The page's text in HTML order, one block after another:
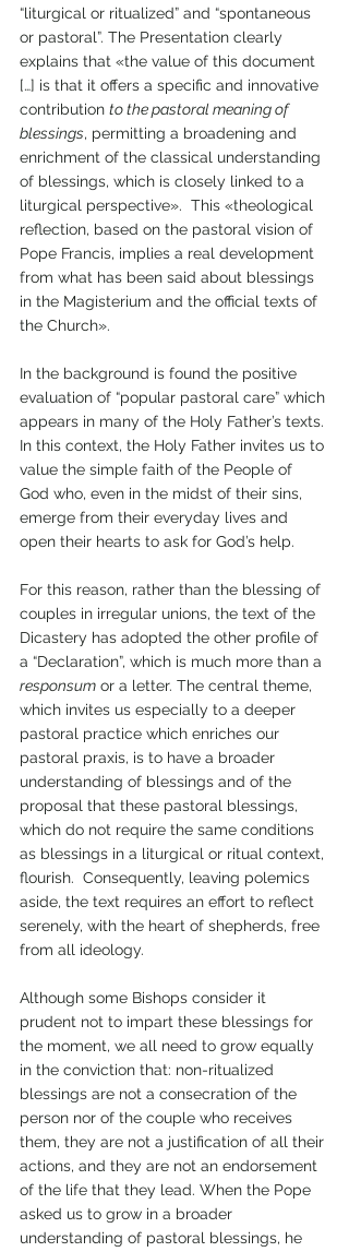
“liturgical or ritualized” and “spontaneous
or pastoral”. The Presentation clearly
explains that «the value of this document
[…] is that it offers a specific and innovative
contribution to the pastoral meaning of
blessings, permitting a broadening and
enrichment of the classical understanding
of blessings, which is closely linked to a
liturgical perspective».  This «theological
reflection, based on the pastoral vision of
Pope Francis, implies a real development
from what has been said about blessings
in the Magisterium and the official texts of
the Church».
In the background is found the positive
evaluation of “popular pastoral care” which
appears in many of the Holy Father’s texts.
In this context, the Holy Father invites us to
value the simple faith of the People of
God who, even in the midst of their sins,
emerge from their everyday lives and
open their hearts to ask for God’s help.
For this reason, rather than the blessing of
couples in irregular unions, the text of the
Dicastery has adopted the other profile of
a “Declaration”, which is much more than a
responsum or a letter. The central theme,
which invites us especially to a deeper
pastoral practice which enriches our
pastoral praxis, is to have a broader
understanding of blessings and of the
proposal that these pastoral blessings,
which do not require the same conditions
as blessings in a liturgical or ritual context,
flourish.  Consequently, leaving polemics
aside, the text requires an effort to reflect
serenely, with the heart of shepherds, free
from all ideology.
Although some Bishops consider it
prudent not to impart these blessings for
the moment, we all need to grow equally
in the conviction that: non-ritualized
blessings are not a consecration of the
person nor of the couple who receives
them, they are not a justification of all their
actions, and they are not an endorsement
of the life that they lead. When the Pope
asked us to grow in a broader
understanding of pastoral blessings, he